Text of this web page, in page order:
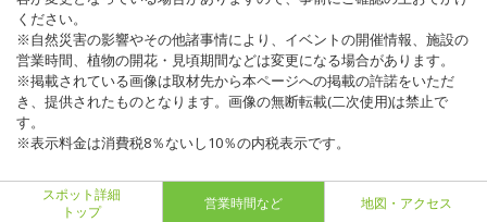
ください。
※自然災害の影響やその他諸事情により、イベントの開催情報、施設の
営業時間、植物の開花・見頃期間などは変更になる場合があります。
※掲載されている画像は取材先から本ページへの掲載の許諾をいただ
き、提供されたものとなります。画像の無断転載(二次使用)は禁止で
す。
※表示料金は消費税8％ないし10％の内税表示です。
スポット詳細
トップ
営業時間など 地図・アクセス